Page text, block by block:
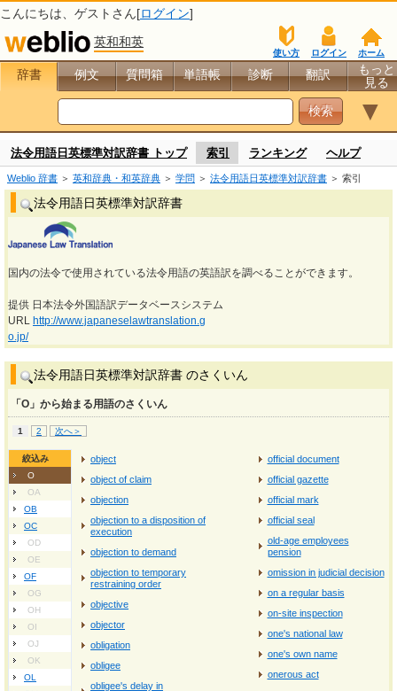
こんにちは、 ゲスト さん[ログイン]
英和和英
ホーム
ログイン
使い方
辞書 例文 質問箱 単語帳 診断 翻訳
もっと
見る
▼
法令用語日英標準対訳辞書 トップ 索引 ランキング ヘルプ
Weblio 辞書 ＞ 英和辞典・和英辞典 ＞ 学問 ＞ 法令用語日英標準対訳辞書 ＞ 索引
法令用語日英標準対訳辞書
国内の法令で使用されている法令用語の英語訳を調べることができます。
提供 日本法令外国語訳データベースシステム
URL http://www.japaneselawtranslation.g
o.jp/
法令用語日英標準対訳辞書 のさくいん
「O」から始まる用語のさくいん
1 2 次へ＞
絞込み
O
OA
OB
OC
OD
OE
OF
OG
OH
OI
OJ
OK
OL
object
object of claim
objection
objection to a disposition of
execution
objection to demand
objection to temporary
restraining order
objective
objector
obligation
obligee
obligee's delay in
official document
official gazette
official mark
official seal
old-age employees
pension
omission in judicial decision
on a regular basis
on-site inspection
one's national law
one's own name
onerous act